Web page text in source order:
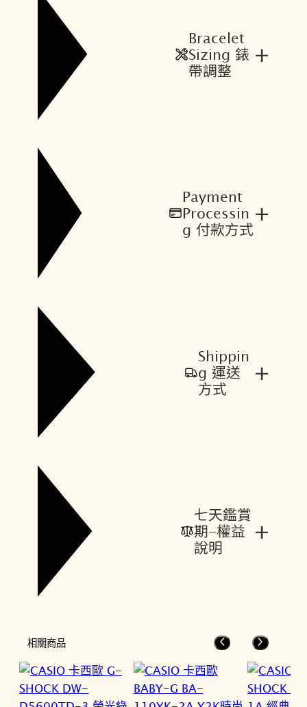
Bracelet
Sizing 錶
帶調整
+
Payment
Processin
g 付款方式
+
Shippin
g 運送
方式
+
七天鑑賞
期-權益
說明
+
相關商品